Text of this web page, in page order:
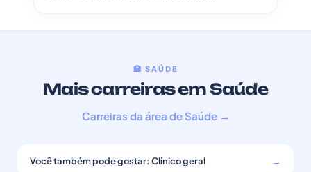
🏥 SAÚDE
Mais carreiras em Saúde
Carreiras da área de Saúde →
Você também pode gostar: Clínico geral →